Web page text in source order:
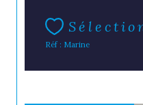
Réf : Marine